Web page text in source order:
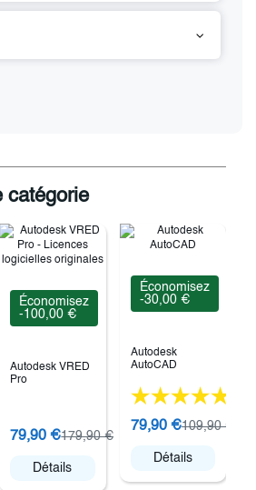
catégorie
Économisez
-100,00 €
Autodesk VRED
Pro
79,90 €179,90 €
Détails
Économisez
-30,00 €
Autodesk
AutoCAD
79,90 €109,90 €
Détails